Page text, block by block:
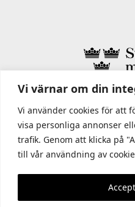
Vi värnar om din
Vi använder cookies för att
visa personliga annonser
trafik. Genom att klicka på
till vår användning av
I STATENS